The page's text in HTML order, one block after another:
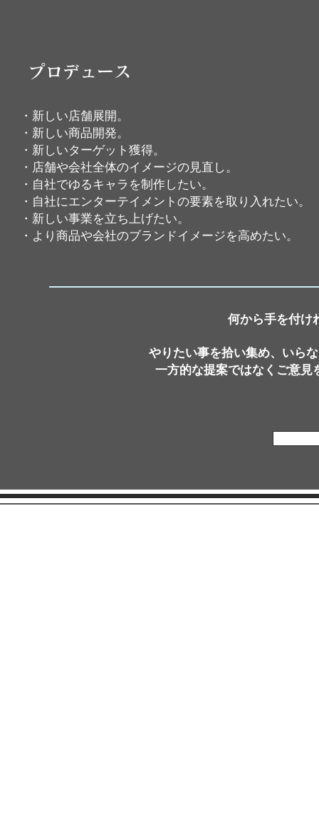
プロデュース
・新しい店舗展開。
・新しい商品開発。
・新しいターゲット獲得。
・店舗や会社全体のイメージの見直し。
・自社でゆるキャラを制作したい。
・自社にエンターテイメントの要素を取り入れたい。
・新しい事業を立ち上げたい。
・より商品や会社のブランドイメージを高めたい。
何から手を付け
やりたい事を拾い集め、いら
一方的な提案ではなくご意見